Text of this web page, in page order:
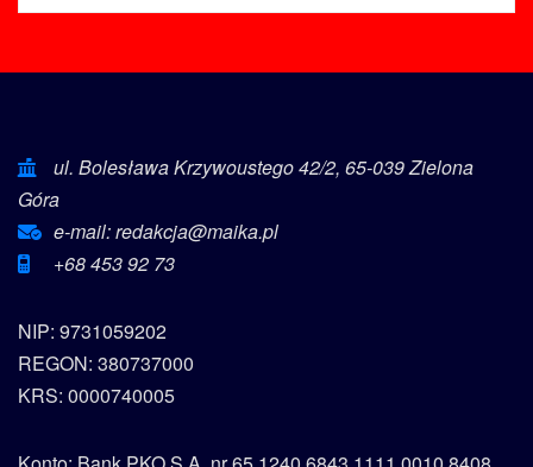
ul. Bolesława Krzywoustego 42/2, 65-039 Zielona
Góra
e-mail: redakcja@maika.pl
+68 453 92 73
NIP: 9731059202
REGON: 380737000
KRS: 0000740005